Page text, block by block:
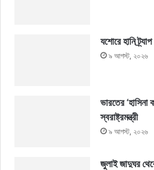
যশোরে হানি
৯ আগস্ট, ২০২৬
ভারতের ‘হাসিনা
স্বরাষ্ট্রমন্ত্রী
৯ আগস্ট, ২০২৬
জুলাই জাদুঘর